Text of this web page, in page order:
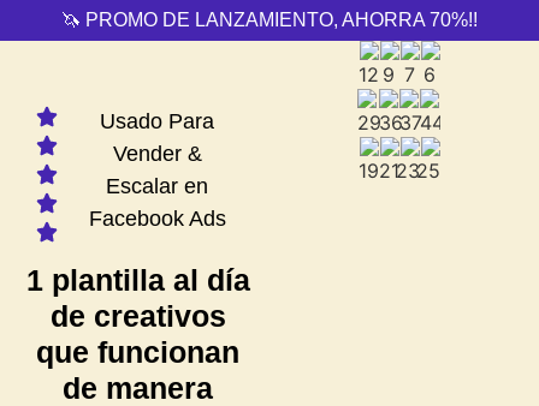
🦄 PROMO DE LANZAMIENTO, AHORRA 70%!!
Usado Para
Vender &
Escalar en
Facebook Ads
1 plantilla al día
de creativos
que funcionan
de manera